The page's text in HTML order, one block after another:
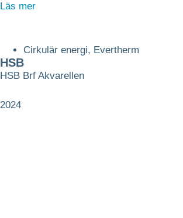
Läs mer
Cirkulär energi, Evertherm
HSB
HSB Brf Akvarellen
2024